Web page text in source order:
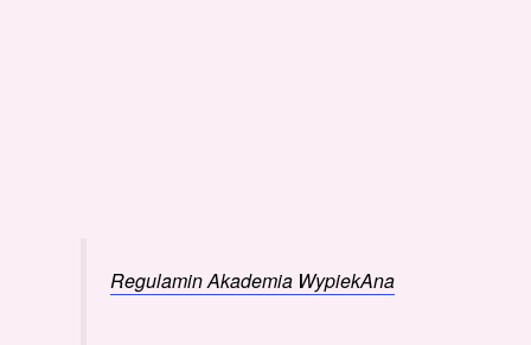
Regulamin Akademia WypiekAna